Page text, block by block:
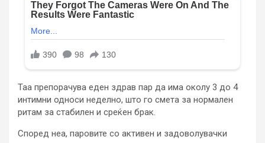
Таа препорачува еден здрав пар да има околу 3 до 4
интимни односи неделно, што го смета за нормален
ритам за стабилен и среќен брак.
Според неа, паровите со активен и задоволувачки